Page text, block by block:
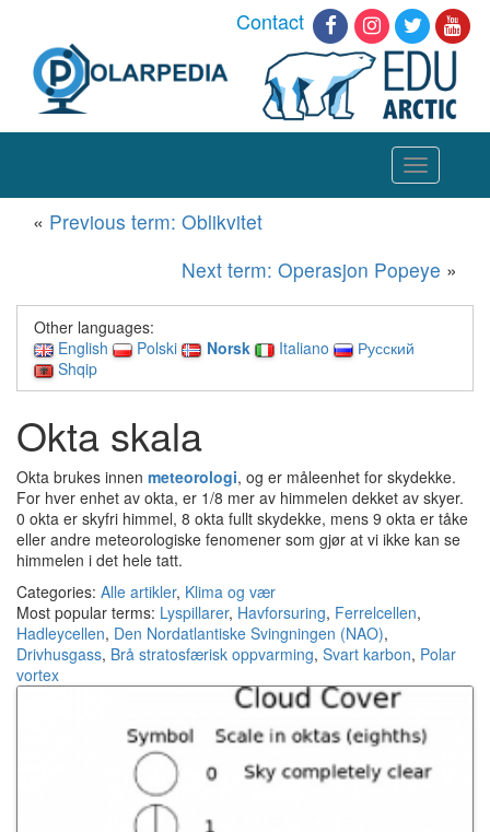
Contact
Toggle
navigation
« Previous term: Oblikvitet
Next term: Operasjon Popeye »
Other languages:
English
Polski Norsk Italiano
Русский
Shqip
Okta skala
Okta brukes innen meteorologi, og er måleenhet for skydekke.
For hver enhet av okta, er 1/8 mer av himmelen dekket av skyer.
0 okta er skyfri himmel, 8 okta fullt skydekke, mens 9 okta er tåke
eller andre meteorologiske fenomener som gjør at vi ikke kan se
himmelen i det hele tatt.
Categories: Alle artikler, Klima og vær
Most popular terms: Lyspillarer, Havforsuring, Ferrelcellen,
Hadleycellen, Den Nordatlantiske Svingningen (NAO),
Drivhusgass, Brå stratosfærisk oppvarming, Svart karbon, Polar
vortex